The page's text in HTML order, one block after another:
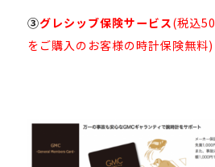
③グレシッブ保険サービス(税込
をご購入のお客様の時計保険無料)